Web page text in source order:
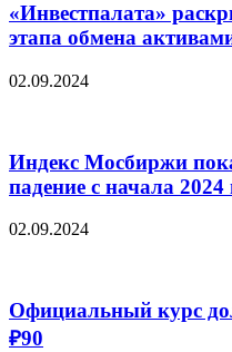
«Инвестпалата»
этапа обмена
02.09.2024
Индекс Мосбиржи
падение с начала 2024
02.09.2024
Официальный курс
₽90